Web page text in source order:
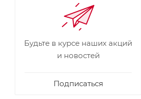
Будьте в курсе наших акций
и новостей
Подписаться